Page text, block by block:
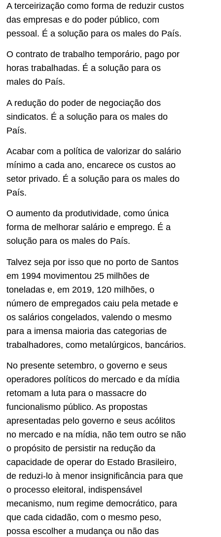
A terceirização como forma de reduzir custos
das empresas e do poder público, com
pessoal. É a solução para os males do País.
O contrato de trabalho temporário, pago por
horas trabalhadas. É a solução para os
males do País.
A redução do poder de negociação dos
sindicatos. É a solução para os males do
País.
Acabar com a política de valorizar do salário
mínimo a cada ano, encarece os custos ao
setor privado. É a solução para os males do
País.
O aumento da produtividade, como única
forma de melhorar salário e emprego. É a
solução para os males do País.
Talvez seja por isso que no porto de Santos
em 1994 movimentou 25 milhões de
toneladas e, em 2019, 120 milhões, o
número de empregados caiu pela metade e
os salários congelados, valendo o mesmo
para a imensa maioria das categorias de
trabalhadores, como metalúrgicos, bancários.
No presente setembro, o governo e seus
operadores políticos do mercado e da mídia
retomam a luta para o massacre do
funcionalismo público. As propostas
apresentadas pelo governo e seus acólitos
no mercado e na mídia, não tem outro se não
o propósito de persistir na redução da
capacidade de operar do Estado Brasileiro,
de reduzi-lo à menor insignificância para que
o processo eleitoral, indispensável
mecanismo, num regime democrático, para
que cada cidadão, com o mesmo peso,
possa escolher a mudança ou não das